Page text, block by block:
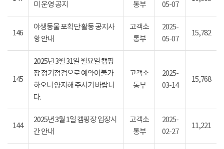
미 운영 공지
통부
05-07
146
야생동물 포획단 활동 공지사
항 안내
고객소
통부
2025-
05-07
15,782
145
2025년 3월 31일 월요일 캠핑
장 정기점검으로 예약이불가
하오니 양지해 주시기 바랍니
다.
고객소
통부
2025-
03-14
15,768
144
2025년 3월 1일 캠핑장 입장시
간 안내
고객소
통부
2025-
02-27
11,221